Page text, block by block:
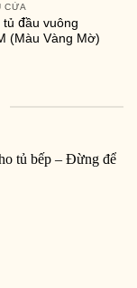
CỬA
tủ đầu vuông
(Màu Vàng Mờ)